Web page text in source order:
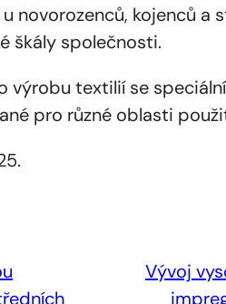
novorozenců, kojenců
škály společnosti.
výrobu textilií se
pro různé oblasti
Vývoj